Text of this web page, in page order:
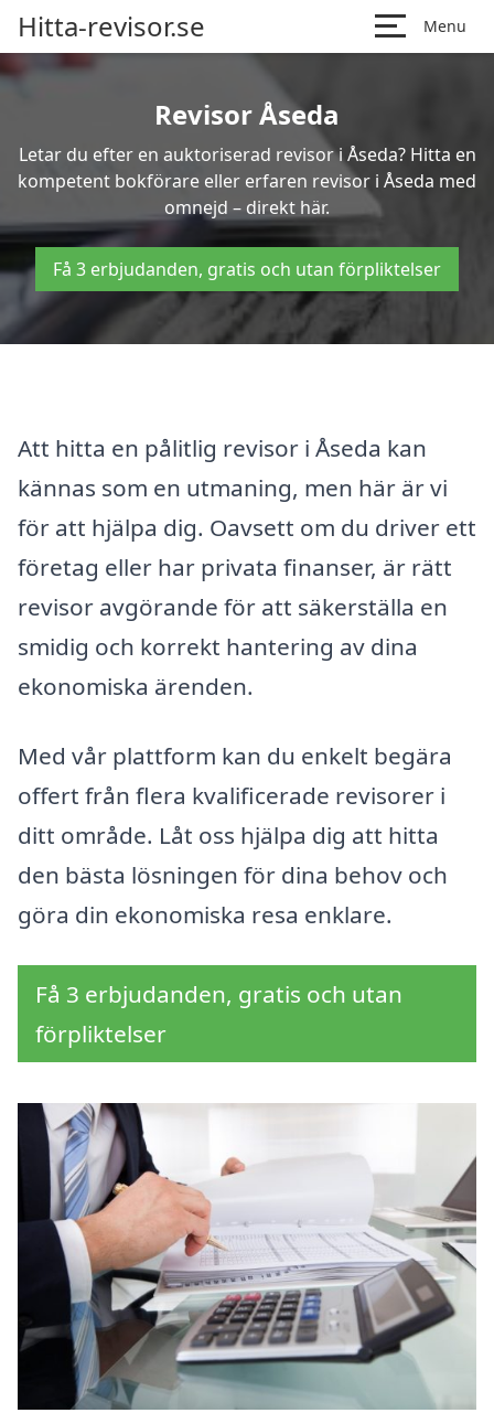
Hitta-revisor.se Menu
Revisor Åseda
Letar du efter en auktoriserad revisor i Åseda? Hitta en
kompetent bokförare eller erfaren revisor i Åseda med
omnejd – direkt här.
Få 3 erbjudanden, gratis och utan förpliktelser
Att hitta en pålitlig revisor i Åseda kan
kännas som en utmaning, men här är vi
för att hjälpa dig. Oavsett om du driver ett
företag eller har privata finanser, är rätt
revisor avgörande för att säkerställa en
smidig och korrekt hantering av dina
ekonomiska ärenden.
Med vår plattform kan du enkelt begära
offert från flera kvalificerade revisorer i
ditt område. Låt oss hjälpa dig att hitta
den bästa lösningen för dina behov och
göra din ekonomiska resa enklare.
Få 3 erbjudanden, gratis och utan
förpliktelser